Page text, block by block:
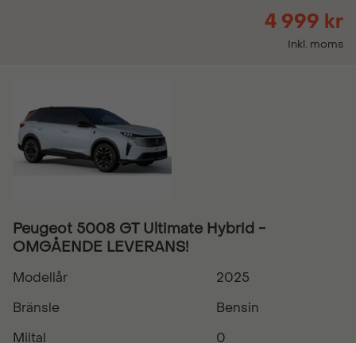
4 999 kr
Inkl. moms
Peugeot 5008 GT Ultimate Hybrid -
OMGÅENDE LEVERANS!
Modellår
2025
Bränsle
Bensin
Miltal
0